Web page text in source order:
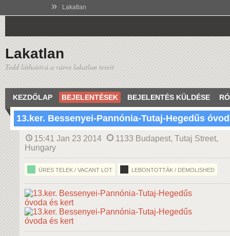
» Lakatlan
Lakatlan
Tedd láthatóvá a város lakatlan tereit
KEZDŐLAP BEJELENTÉSEK BEJELENTÉS KÜLDÉSE
13.ker. Bessenyei-Pannónia-Tutaj-Hegedűs
15:41 Jan 23 2014
1133 Budapest, Tutaj Street,
Hungary
ÜRES TELEK / VACANT LOT LEBONTOTTÁK / DEMOLISHED